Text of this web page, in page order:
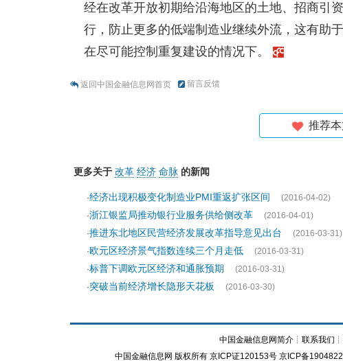
经在改革开放初期给沿海地区的土地、招商引
行，防止更多的低端制造业继续外流，这有助
在尽可能控制重复建设的情况下。
返回中国金融信息网首页 留言反馈
推荐
更多关于 改革 经济 命脉 的新闻
·经济出现积极变化制造业PMI重返扩张区间
(2016-04-02)
·浙江银监局推动银行业服务供给侧改革
(2016-04-01)
·推进东北地区民营经济发展改革指导意见出台
(2016-03-31)
·欧元区经济景气指数连续三个月走低
(2016-03-31)
·标普下调欧元区经济和通胀预期
(2016-03-31)
·突破当前经济增长隐形天花板 (2016-03-30)
中国金融信息网简介┊ 联系我们 ┊
中国金融信息网 版权所有 京ICP证120153号 京ICP备